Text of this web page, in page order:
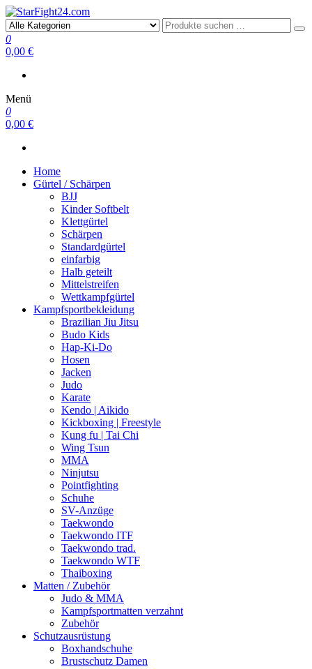
StarFight24.com
Kampfsportartikel
0
0,00 €
Menü
0
0,00 €
Home
Gürtel / Schärpen
BJJ
Kinder Softbelt
Klettgürtel
Schärpen
Standardgürtel
einfarbig
Halb geteilt
Mittelstreifen
Wettkampfgürtel
Kampfsportbekleidung
Brazilian Jiu Jitsu
Budo Kids
Hap-Ki-Do
Hosen
Jacken
Judo
Karate
Kendo | Aikido
Kickboxing | Freestyle
Kung fu | Tai Chi
Wing Tsun
MMA
Ninjutsu
Pointfighting
Schuhe
SV-Anzüge
Taekwondo
Taekwondo ITF
Taekwondo trad.
Taekwondo WTF
Thaiboxing
Matten / Zubehör
Judo & MMA
Kampfsportmatten verzahnt
Zubehör
Schutzausrüstung
Boxhandschuhe
Brustschutz Damen